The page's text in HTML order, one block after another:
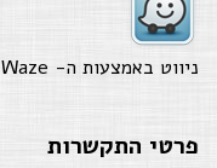
ניווט באמצעות ה- Waze
פרטי התקשרות